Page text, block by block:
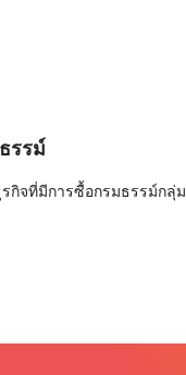
รรม์
กิจที่มีการซื้อกรมธรรม์กลุ่ม